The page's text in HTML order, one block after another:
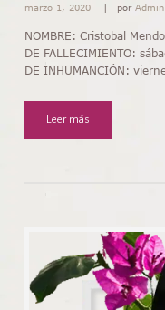
marzo 1, 2020 porAdmin
NOMBRE: Cristobal
DE FALLECIMIENTO:
DE INHUMANCIÓN:
Leer más